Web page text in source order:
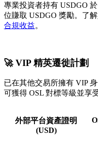
專業投資者持有 USDGO
位賺取 USDGO 獎勵。了
合規收益。
🚀 VIP 精英遷徙計劃
已在其他交易所擁有 VIP
可獲得 OSL 對標等級並享
外部平台資產證明
(USD)